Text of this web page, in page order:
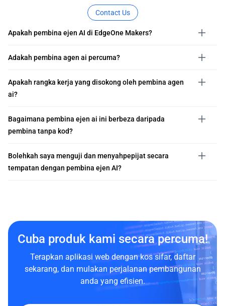
Contact Us
Apakah pembina ejen AI di EdgeOne Makers?
Adakah pembina agen ai percuma?
Apakah rangka kerja yang disokong oleh pembina agen
ai?
Bagaimana pembina ejen ai ini berbeza daripada
pembina tanpa kod?
Bolehkah saya menguji dan menyahpepijat secara
tempatan dengan pembina ejen AI?
Cuba produk kami secara percuma!
Terapkan aplikasi web dengan kos sifar, daftar
sekarang, dan mulakan perjalanan pembangunan
anda yang efisien.